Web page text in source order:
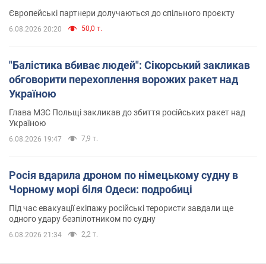
Європейські партнери долучаються до спільного проєкту
6.08.2026 20:20 50,0 т.
"Балістика вбиває людей": Сікорський закликав
обговорити перехоплення ворожих ракет над
Україною
Глава МЗС Польщі закликав до збиття російських ракет над
Україною
6.08.2026 19:47 7,9 т.
Росія вдарила дроном по німецькому судну в
Чорному морі біля Одеси: подробиці
Під час евакуації екіпажу російські терористи завдали ще
одного удару безпілотником по судну
6.08.2026 21:34 2,2 т.